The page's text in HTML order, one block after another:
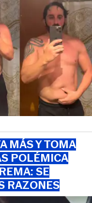
MÁS Y TOMA
POLÉMICA
SE
RAZONES